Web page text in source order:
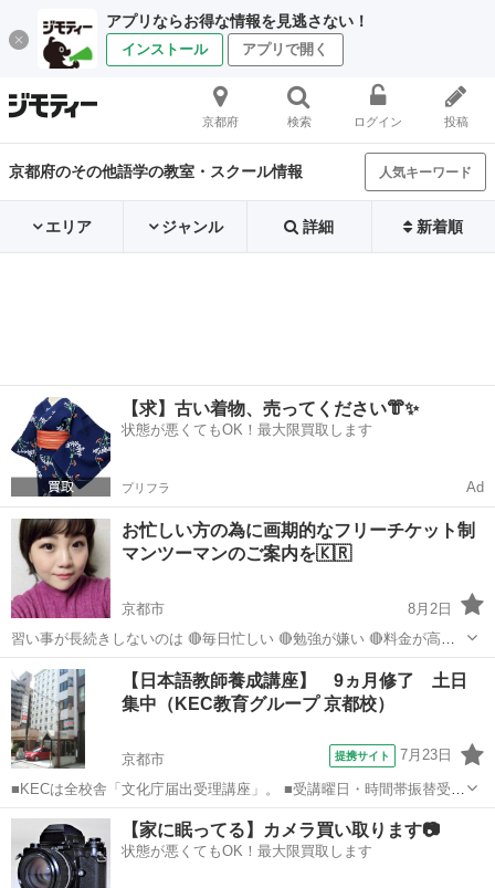
アプリならお得な情報を見逃さない！
インストール アプリで開く
京都府 検索 ログイン 投稿
京都府のその他語学の教室・スクール情報 人気キーワード
エリア ジャンル 詳細 新着順
【求】古い着物、売ってください👘✨
状態が悪くてもOK！最大限買取します
プリフラ Ad
お忙しい方の為に画期的なフリーチケット制
マンツーマンのご案内を🇰🇷
京都市
8月2日
習い事が長続きしないのは 🔴毎日忙しい 🔴勉強が嫌い 🔴料金が高い
色々原因があると思いますが💦 当スクール 韓国語レッスン
MOIZA【モイザ】は 2013年に立ち上げ 🟣マンツーマン 🟣低予算 🟣フ
リーチケッ...
京都 京都市 韓国語 マンツーマン
【日本語教師養成講座】 9ヵ月修了 土日
集中（KEC教育グループ 京都校）
京都市 提携サイト 7月23日
■KECは全校舎「文化庁届出受理講座」。 ■受講曜日・時間帯振替受
講、校舎間振替受講、休学制度、動画視聴（基礎理論）と資格への万
全なフォロー体制。 ■3年間無料再履修システム：入学から3年以内は
何度でも無料で再履修が可能（基...
京都 京都市 その他
【家に眠ってる】カメラ買い取ります📷
状態が悪くてもOK！最大限買取します